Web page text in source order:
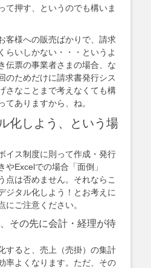
て押す、というのでも構いま
客様への販売ばかりで、請求
らいしかない・・・というよ
伝票の事業者さまの場合、な
のためだけに請求書発行シス
さなことまで考えなくても構
てありますから、ね。
化しよう、という場
イス制度に則って作成・発行
やExcelでの場合「面倒」
点は否めません。それならこ
ジタル化しよう！とお考えに
にご注意ください。
その先に会計・経理が待
すると、売上（売掛）の集計
率よくなります。ただ、その